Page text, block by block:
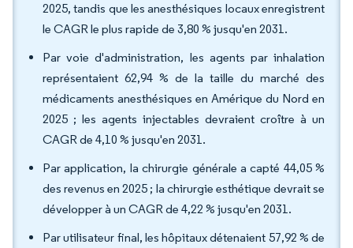
2025, tandis que les anesthésiques locaux enregistrent
le CAGR le plus rapide de 3,80 % jusqu'en 2031.
Par voie d'administration, les agents par inhalation
représentaient 62,94 % de la taille du marché des
médicaments anesthésiques en Amérique du Nord en
2025 ; les agents injectables devraient croître à un
CAGR de 4,10 % jusqu'en 2031.
Par application, la chirurgie générale a capté 44,05 %
des revenus en 2025 ; la chirurgie esthétique devrait se
développer à un CAGR de 4,22 % jusqu'en 2031.
Par utilisateur final, les hôpitaux détenaient 57,92 % de